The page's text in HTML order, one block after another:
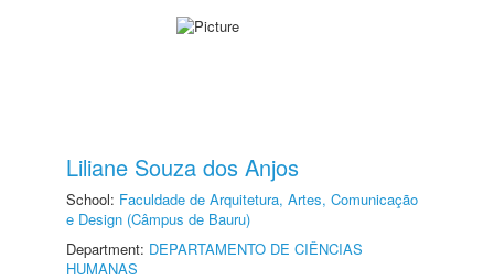
Liliane Souza dos Anjos
School: Faculdade de Arquitetura, Artes, Comunicação
e Design (Câmpus de Bauru)
Department: DEPARTAMENTO DE CIÊNCIAS
HUMANAS